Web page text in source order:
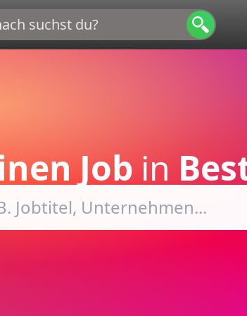
Jobin